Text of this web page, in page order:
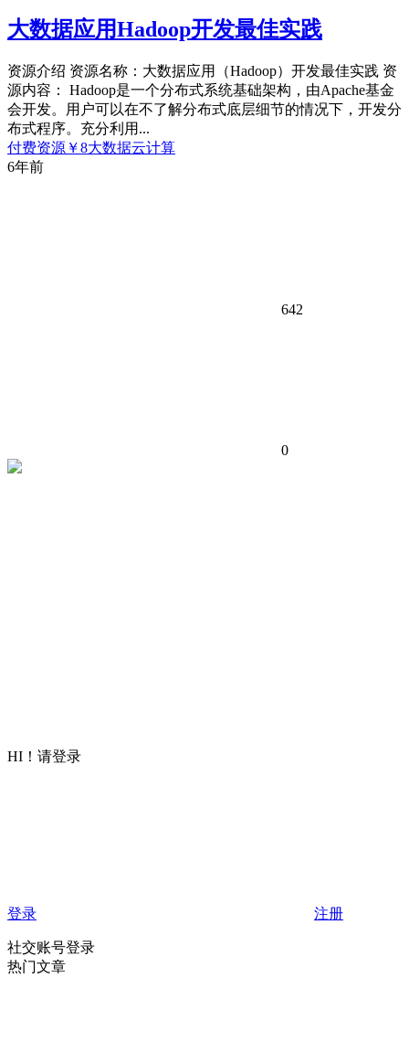
大数据应用Hadoop开发最佳实践
资源介绍 资源名称：大数据应用（Hadoop）开发最佳实践 资
源内容： Hadoop是一个分布式系统基础架构，由Apache基金
会开发。用户可以在不了解分布式底层细节的情况下，开发分
布式程序。充分利用...
付费资源 ￥8大数据云计算
6年前
642
0
HI！请登录
登录 注册
社交账号登录
热门文章